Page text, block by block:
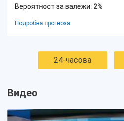
Вероятност за валежи: 2%
Подробна прогноза
24-часова
Видео